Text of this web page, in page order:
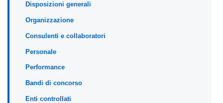
Disposizioni generali
Organizzazione
Consulenti e collaboratori
Personale
Performance
Bandi di concorso
Enti controllati